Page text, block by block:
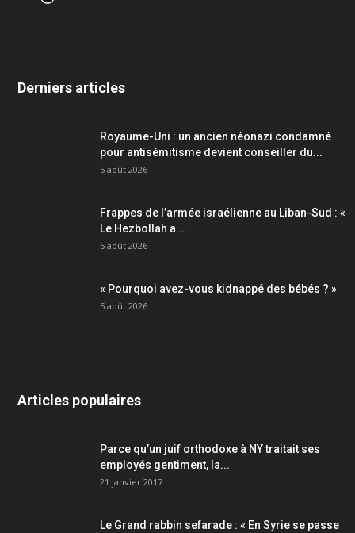
Derniers articles
Royaume-Uni : un ancien néonazi condamné
pour antisémitisme devient conseiller du...
5 août 2026
Frappes de l’armée israélienne au Liban-Sud : «
Le Hezbollah a...
5 août 2026
« Pourquoi avez-vous kidnappé des bébés ? »
5 août 2026
Articles populaires
Parce qu’un juif orthodoxe à NY traitait ses
employés gentiment, la...
21 janvier 2017
Le Grand rabbin sefarade : « En Syrie se passe